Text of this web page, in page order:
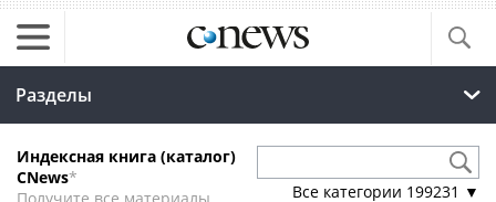
Разделы
Индексная книга (каталог)
CNews*
Все категории 199231 ▼